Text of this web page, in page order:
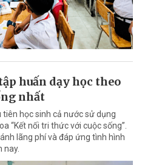
huấn dạy học theo
nhất
học sinh cả nước sử dụng
“Kết nối tri thức với cuộc sống”.
lãng phí và đáp ứng tình hình
nay.